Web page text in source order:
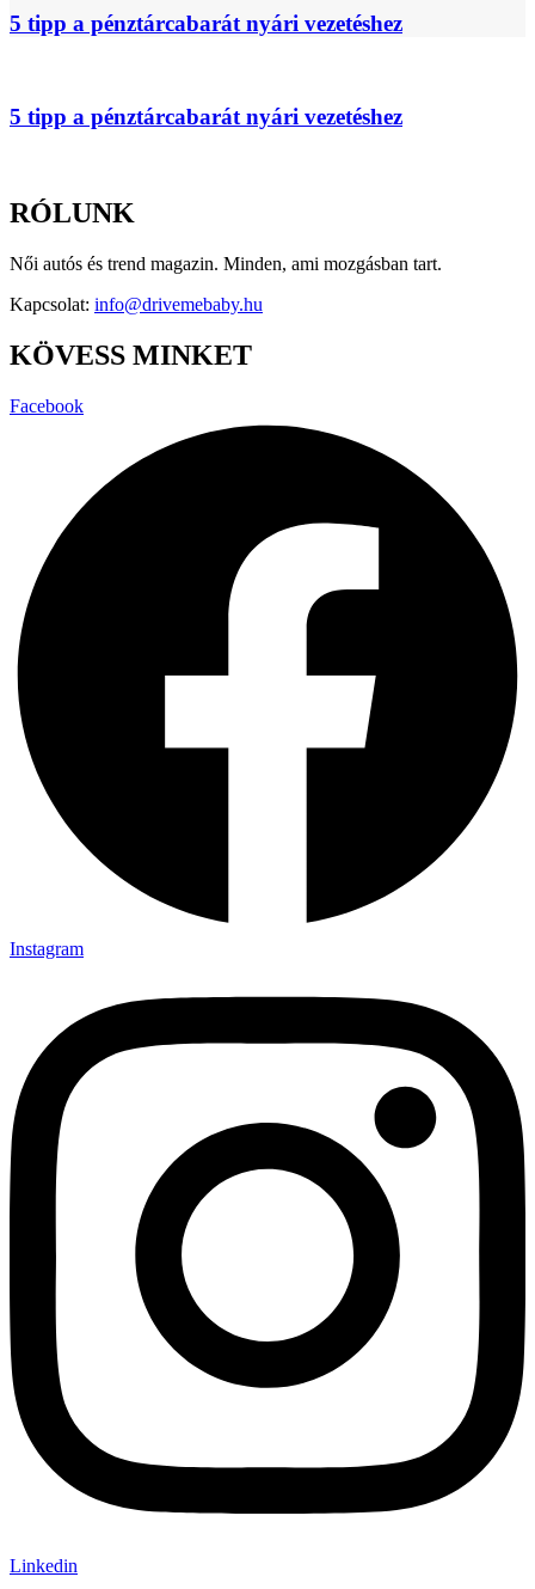
5 tipp a pénztárcabarát nyári vezetéshez
5 tipp a pénztárcabarát nyári vezetéshez
RÓLUNK
Női autós és trend magazin. Minden, ami mozgásban tart.
Kapcsolat: info@drivemebaby.hu
KÖVESS MINKET
Facebook
Instagram
Linkedin